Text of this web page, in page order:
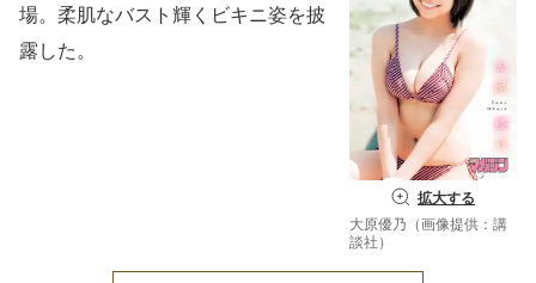
拡大する
大原優乃（画像提供：講
談社）
場。柔肌なバスト輝くビキニ姿を披
露した。